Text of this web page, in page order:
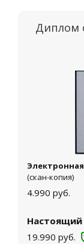
Диплом
(скан-копия)
4.990 руб.
Настоящий
19.990 руб.